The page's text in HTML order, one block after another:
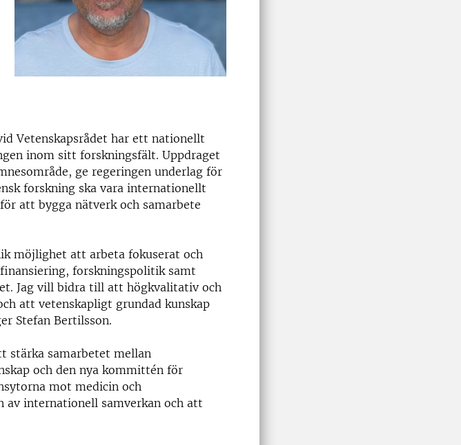
Vetenskapsrådet har ett nationellt
inom sitt forskningsfält. Uppdraget
ge regeringen underlag för
forskning ska vara internationellt
att bygga nätverk och samarbete
möjlighet att arbeta fokuserat och
forskningspolitik samt
Jag vill bidra till att högkvalitativ och
att vetenskapligt grundad kunskap
Stefan Bertilsson.
stärka samarbetet mellan
och den nya kommittén för
mot medicin och
av internationell samverkan och att